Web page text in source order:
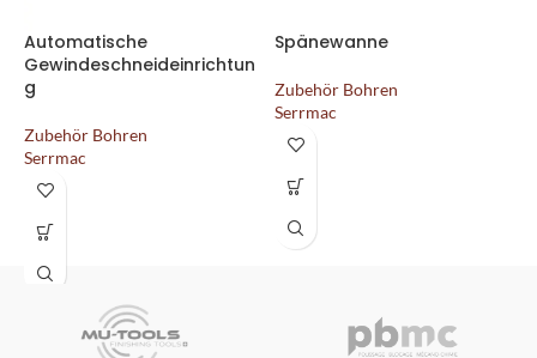
Automatische
Gewindeschneideinrichtun
g
Zubehör Bohren
Serrmac
Spänewanne
Zubehör Bohren
Serrmac